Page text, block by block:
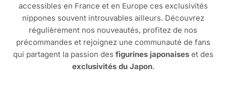
accessibles en France et en Europe ces exclusivités
nippones souvent introuvables ailleurs. Découvrez
régulièrement nos nouveautés, profitez de nos
précommandes et rejoignez une communauté de fans
qui partagent la passion des figurines japonaiseset des
exclusivités du Japon.